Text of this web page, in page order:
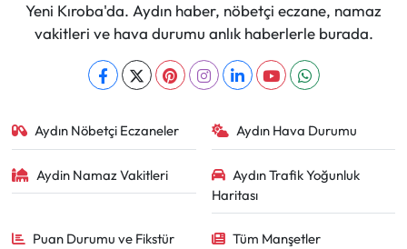
Yeni Kıroba'da. Aydın haber, nöbetçi eczane, namaz
vakitleri ve hava durumu anlık haberlerle burada.
Aydın Nöbetçi Eczaneler Aydın Hava Durumu
Aydin Namaz Vakitleri
Aydın Trafik Yoğunluk
Haritası
Puan Durumu ve Fikstür Tüm Manşetler